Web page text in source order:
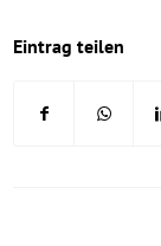
Eintrag teilen